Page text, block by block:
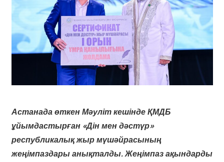
Астанада өткен Мәуліт кешінде ҚМДБ
ұйымдастырған «Дін мен дәстүр»
республикалық жыр мүшәйрасының
жеңімпаздары анықталды. Жеңімпаз ақындарды